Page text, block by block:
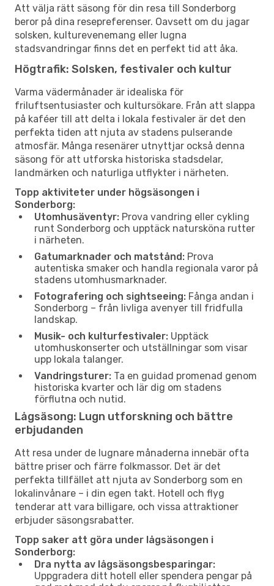
Att välja rätt säsong för din resa till Sonderborg
beror på dina resepreferenser. Oavsett om du jagar
solsken, kulturevenemang eller lugna
stadsvandringar finns det en perfekt tid att åka.
Högtrafik: Solsken, festivaler och kultur
Varma vädermånader är idealiska för
friluftsentusiaster och kultursökare. Från att slappa
på kaféer till att delta i lokala festivaler är det den
perfekta tiden att njuta av stadens pulserande
atmosfär. Många resenärer utnyttjar också denna
säsong för att utforska historiska stadsdelar,
landmärken och naturliga utflykter i närheten.
Topp aktiviteter under högsäsongen i
Sonderborg:
Utomhusäventyr: Prova vandring eller cykling
runt Sonderborg och upptäck natursköna rutter
i närheten.
Gatumarknader och matstånd: Prova
autentiska smaker och handla regionala varor på
stadens utomhusmarknader.
Fotografering och sightseeing: Fånga andan i
Sonderborg – från livliga avenyer till fridfulla
landskap.
Musik- och kulturfestivaler: Upptäck
utomhuskonserter och utställningar som visar
upp lokala talanger.
Vandringsturer: Ta en guidad promenad genom
historiska kvarter och lär dig om stadens
förflutna och nutid.
Lågsäsong: Lugn utforskning och bättre
erbjudanden
Att resa under de lugnare månaderna innebär ofta
bättre priser och färre folkmassor. Det är det
perfekta tillfället att njuta av Sonderborg som en
lokalinvånare – i din egen takt. Hotell och flyg
tenderar att vara billigare, och vissa attraktioner
erbjuder säsongsrabatter.
Topp saker att göra under lågsäsongen i
Sonderborg:
Dra nytta av lågsäsongsbesparingar:
Uppgradera ditt hotell eller spendera pengar på